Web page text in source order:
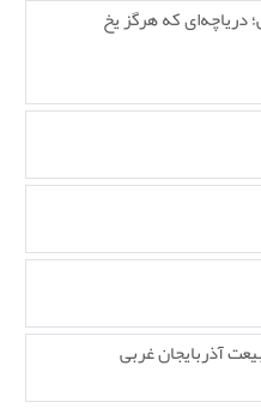
دریاچه‌ای که هرگز یخ
آذربایجان غربی